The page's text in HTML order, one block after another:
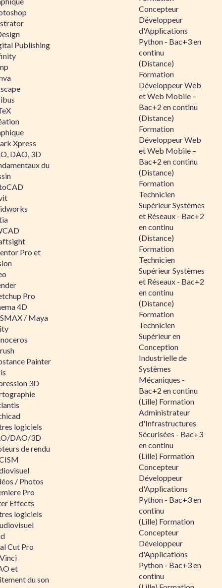
Publishing
Xpress
DAO, 3D
du
Pro et
Pro
4D
/ Maya
Painter
3D
logiciels
DAO/3D
de rendu
/ Photos
Pro
Effects
logiciels
Cut Pro
et
du son
Concepteur
Développeur
d'Applications
Python - Bac+3 en
continu
(Distance)
Formation
Développeur Web
et Web Mobile –
Bac+2 en continu
(Distance)
Formation
Développeur Web
et Web Mobile –
Bac+2 en continu
(Distance)
Formation
Technicien
Supérieur Systèmes
et Réseaux - Bac+2
en continu
(Distance)
Formation
Technicien
Supérieur Systèmes
et Réseaux - Bac+2
en continu
(Distance)
Formation
Technicien
Supérieur en
Conception
Industrielle de
Systèmes
Mécaniques -
Bac+2 en continu
(Lille) Formation
Administrateur
d'Infrastructures
Sécurisées - Bac+3
en continu
(Lille) Formation
Concepteur
Développeur
d'Applications
Python - Bac+3 en
continu
(Lille) Formation
Concepteur
Développeur
d'Applications
Python - Bac+3 en
continu